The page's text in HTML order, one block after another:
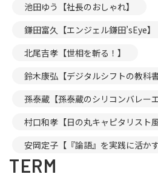
池田ゆう【社長のおしゃれ】
鎌田富久【エンジェル鎌田’sEye】
北尾吉孝【世相を斬る！】
鈴木康弘【デジタルシフトの教科書
孫泰蔵【孫泰蔵のシリコンバレー
村口和孝【日の丸キャピタリスト風
安岡定子【『論語』を実践に活かす
TERM